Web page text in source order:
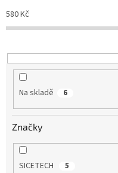
p
r
o
u
580Kč
Na skladě 6
Značky
SICETECH 5